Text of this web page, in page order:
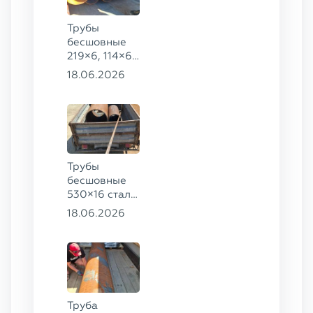
Трубы
бесшовные
219×6, 114×6,
57×6 ГОСТ
18.06.2026
Трубы
бесшовные
530×16 сталь
13ХФА,
18.06.2026
Труба